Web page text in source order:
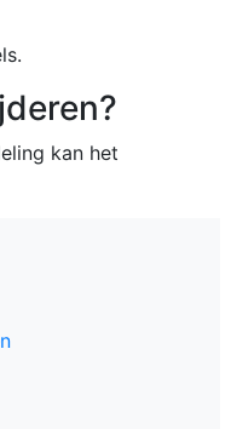
kan het